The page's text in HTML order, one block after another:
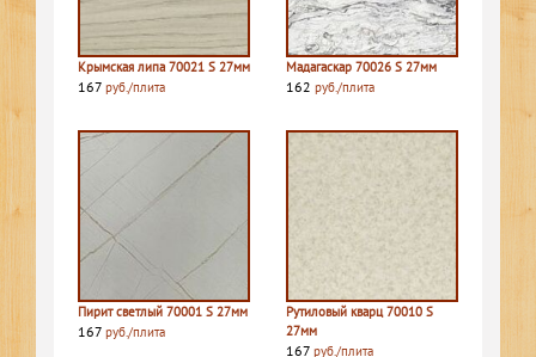
Крымская липа 70021 S 27мм
167 руб./плита
Мадагаскар 70026 S 27мм
162 руб./плита
Пирит светлый 70001 S 27мм
167 руб./плита
Рутиловый кварц 70010 S
27мм
167 руб./плита